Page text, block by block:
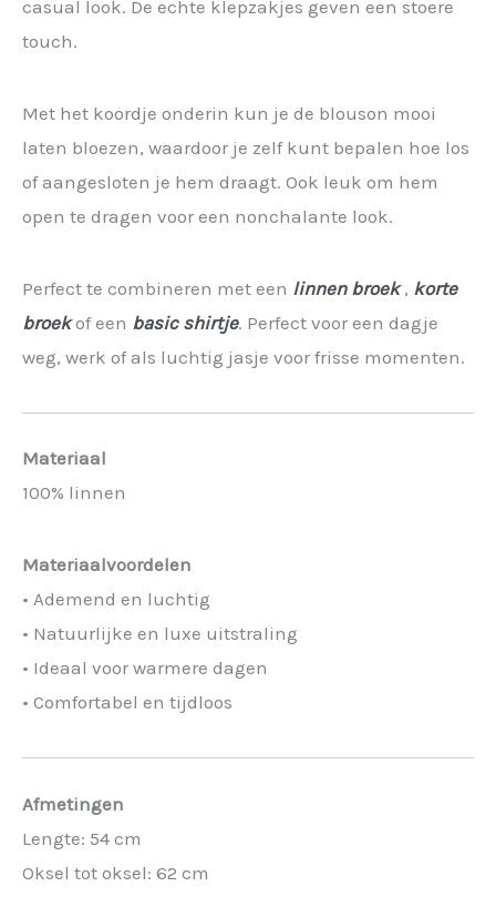
casual look. De echte klepzakjes geven een stoere
touch.
Met het koordje onderin kun je de blouson mooi
laten bloezen, waardoor je zelf kunt bepalen hoe los
of aangesloten je hem draagt. Ook leuk om hem
open te dragen voor een nonchalante look.
Perfect te combineren met een linnen broek, korte
broekof een basic shirtje. Perfect voor een dagje
weg, werk of als luchtig jasje voor frisse momenten.
Materiaal
100% linnen
Materiaalvoordelen
• Ademend en luchtig
• Natuurlijke en luxe uitstraling
• Ideaal voor warmere dagen
• Comfortabel en tijdloos
Afmetingen
Lengte: 54 cm
Oksel tot oksel: 62 cm